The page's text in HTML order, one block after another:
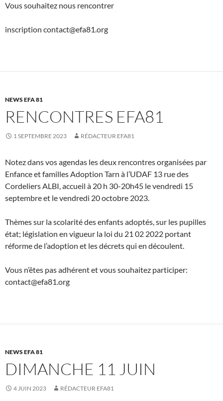
Vous souhaitez nous rencontrer
inscription contact@efa81.org
NEWS EFA 81
RENCONTRES EFA81
1 SEPTEMBRE 2023 RÉDACTEUR EFA81
Notez dans vos agendas les deux rencontres organisées par
Enfance et familles Adoption Tarn à l’UDAF 13 rue des
Cordeliers ALBI, accueil à 20 h 30-20h45 le vendredi 15
septembre et le vendredi 20 octobre 2023.
Thèmes sur la scolarité des enfants adoptés, sur les pupilles
état; législation en vigueur la loi du 21 02 2022 portant
réforme de l’adoption et les décrets qui en découlent.
Vous n’êtes pas adhérent et vous souhaitez participer:
contact@efa81.org
NEWS EFA 81
DIMANCHE 11 JUIN
4 JUIN 2023 RÉDACTEUR EFA81